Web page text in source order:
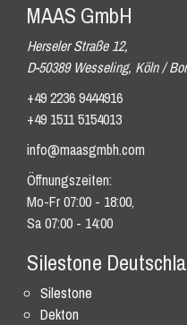
MAAS GmbH
Herseler Straße 12,
D-50389 Wesseling, Köln /
+49 2236 9444916
+49 1511 5154013
info@maasgmbh.com
Öffnungszeiten:
Mo-Fr 07:00 - 18:00,
Sa 07:00 - 14:00
Silestone
Silestone
Dekton